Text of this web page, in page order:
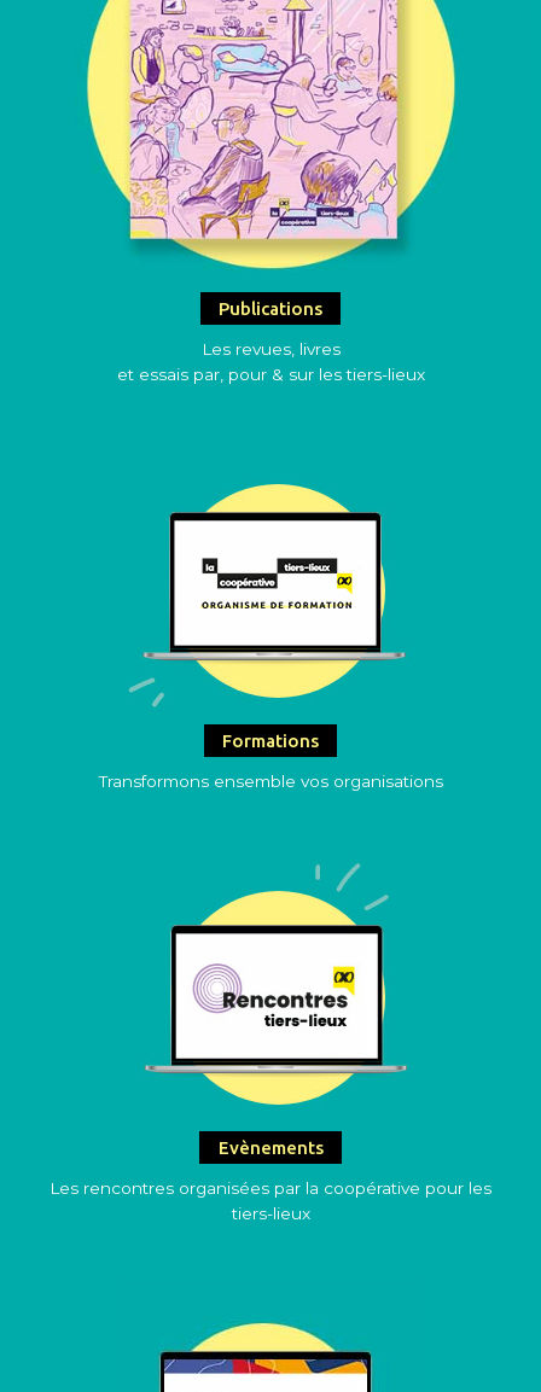
Publications
Les revues, livres
et essais par, pour & sur les tiers-lieux
Formations
Transformons ensemble vos organisations
Evènements
Les rencontres organisées par la coopérative pour les
tiers-lieux